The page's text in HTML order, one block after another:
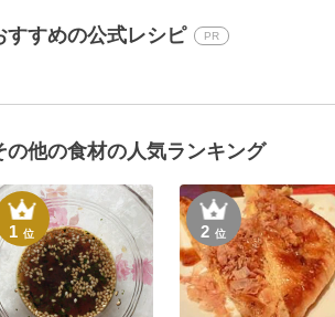
すすめの公式レシピ PR
の他の食材の人気ランキング
1位 2位